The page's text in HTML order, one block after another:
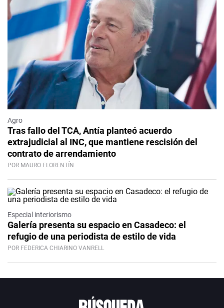
Agro
Tras fallo del TCA, Antía planteó acuerdo
extrajudicial al INC, que mantiene rescisión del
contrato de arrendamiento
POR MAURO FLORENTÍN
Especial interiorismo
Galería presenta su espacio en Casadeco: el
refugio de una periodista de estilo de vida
POR FEDERICA CHIARINO VANRELL